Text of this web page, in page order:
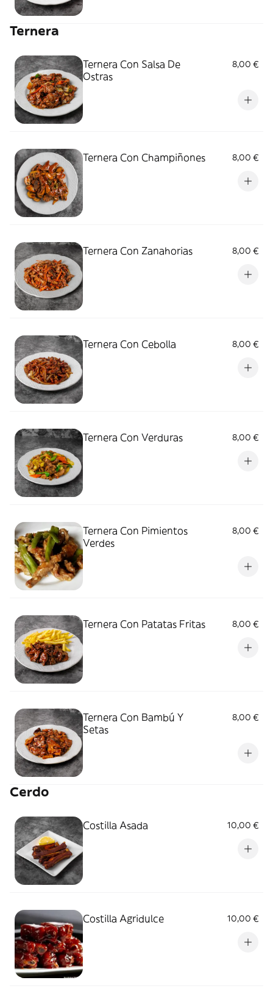
Ternera
Ternera Con Salsa De
Ostras
8,00 €
Ternera Con Champiñones 8,00 €
Ternera Con Zanahorias 8,00 €
Ternera Con Cebolla 8,00 €
Ternera Con Verduras 8,00 €
Ternera Con Pimientos
Verdes
8,00 €
Ternera Con Patatas Fritas 8,00 €
Ternera Con Bambú Y
Setas
8,00 €
Cerdo
Costilla Asada 10,00 €
Costilla Agridulce 10,00 €